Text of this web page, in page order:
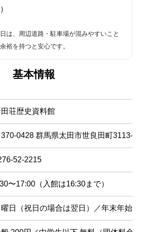
は、周辺道路・駐車場が混みやすいこと
裕を持つと安心です。
基本情報
田荘歴史資料館
0428 群馬県太田市世良田町3113-9
52-2215
〜17:00（入館は16:30まで）
曜日（祝日の場合は翌日）／年末年始